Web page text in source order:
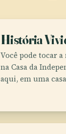
História
Você pode tocar
na Casa da
aqui, em uma